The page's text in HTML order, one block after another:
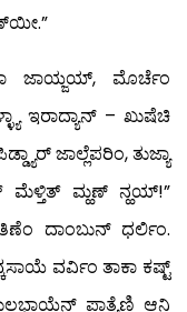
ಜಾಯ್ಜಯ್, ಮೊರ್ಚೆಂ
ಇರಾದ್ಯಾನ್ – ಖುಷೆಚಿ
ಜಾಲ್ಲೆಪರಿಂ, ತುಜ್ಯಾ
ಮೆಳ್ತಿತ್ ಮ್ಹಣ್ ನ್ಹಯ್!”
ದಾಂಬುನ್ ಧರ್ಲಿಂ.
ವರ್ವಿಂ ತಾಕಾ ಕಷ್ಟ್
ಪಾತ್ಯೆಣಿ ಆನಿ